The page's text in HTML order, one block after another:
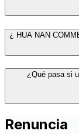
¿ HUA NAN
¿Qué pasa si
Renuncia